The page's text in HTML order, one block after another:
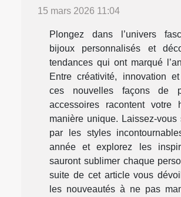
15 mars 2026 11:04
Plongez dans l’univers
bijoux personnalisés et
tendances qui ont marqué
Entre créativité, innovation
ces nouvelles façons de
accessoires racontent votre
manière unique. Laissez-vous
par les styles
année et explorez les
sauront sublimer chaque
suite de cet article vous
les nouveautés à ne pas